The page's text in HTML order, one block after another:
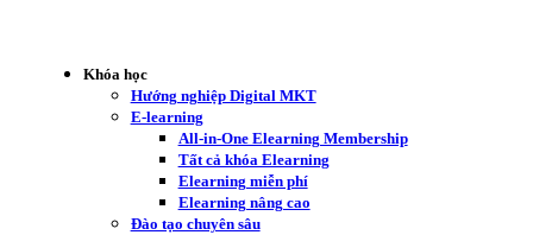
Khóa học
Hướng nghiệp Digital MKT
E-learning
All-in-One Elearning Membership
Tất cả khóa Elearning
Elearning miễn phí
Elearning nâng cao
Đào tạo chuyên sâu